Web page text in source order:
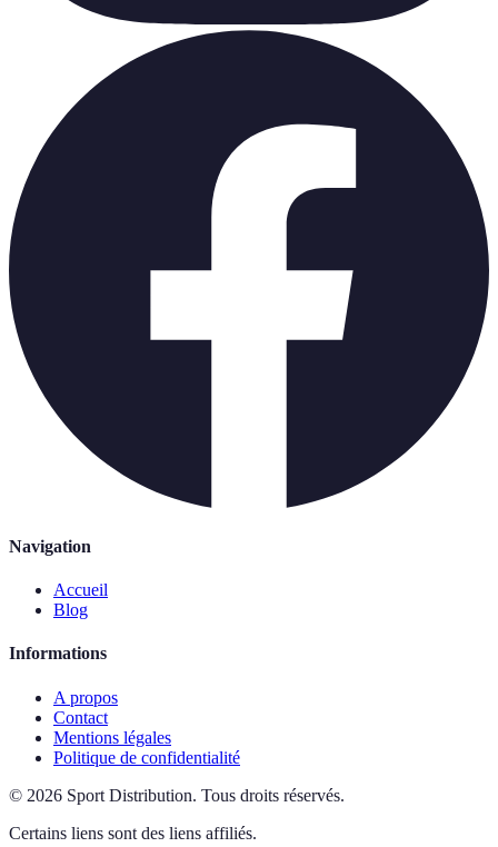
Navigation
Accueil
Blog
Informations
A propos
Contact
Mentions légales
Politique de confidentialité
© 2026 Sport Distribution. Tous droits réservés.
Certains liens sont des liens affiliés.